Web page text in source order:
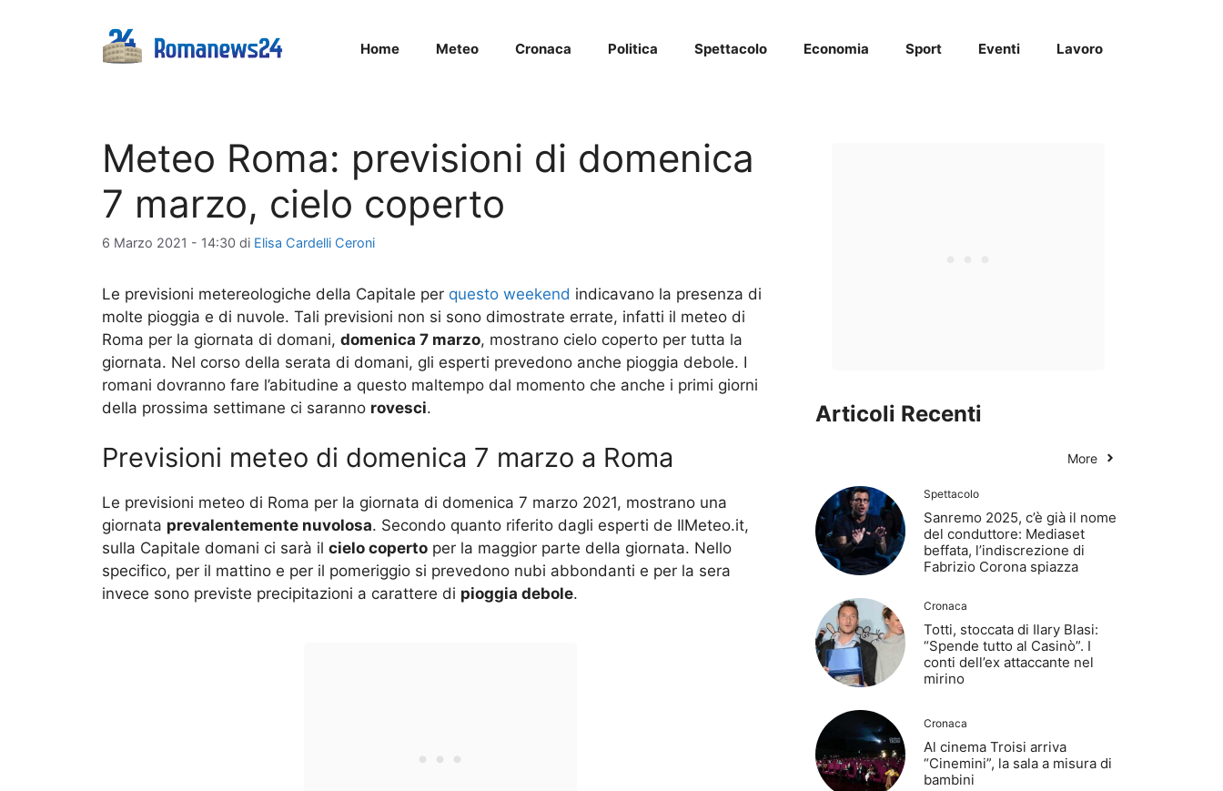
Home Meteo Cronaca Politica Spettacolo Economia Sport Eventi Lavoro
Meteo Roma: previsioni di domenica
7 marzo, cielo coperto
6 Marzo 2021 - 14:30 di Elisa Cardelli Ceroni
Le previsioni metereologiche della Capitale per questo weekend indicavano la presenza di
molte pioggia e di nuvole. Tali previsioni non si sono dimostrate errate, infatti il meteo di
Roma per la giornata di domani, domenica 7 marzo, mostrano cielo coperto per tutta la
giornata. Nel corso della serata di domani, gli esperti prevedono anche pioggia debole. I
romani dovranno fare l’abitudine a questo maltempo dal momento che anche i primi giorni
della prossima settimane ci saranno rovesci.
Previsioni meteo di domenica 7 marzo a Roma
Le previsioni meteo di Roma per la giornata di domenica 7 marzo 2021, mostrano una
giornata prevalentemente nuvolosa. Secondo quanto riferito dagli esperti de IlMeteo.it,
sulla Capitale domani ci sarà il cielo coperto per la maggior parte della giornata. Nello
specifico, per il mattino e per il pomeriggio si prevedono nubi abbondanti e per la sera
invece sono previste precipitazioni a carattere di pioggia debole.
Articoli Recenti
More
Spettacolo
Sanremo 2025, c’è già il nome
del conduttore: Mediaset
beffata, l’indiscrezione di
Fabrizio Corona spiazza
Cronaca
Totti, stoccata di Ilary Blasi:
“Spende tutto al Casinò”. I
conti dell’ex attaccante nel
mirino
Cronaca
Al cinema Troisi arriva
“Cinemini”, la sala a misura di
bambini